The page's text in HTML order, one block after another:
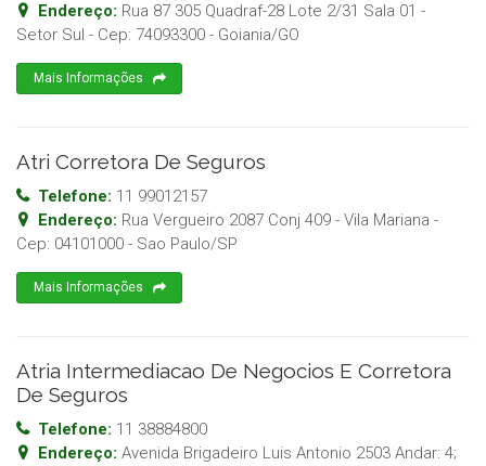
Endereço: Rua 87 305 Quadraf-28 Lote 2/31 Sala 01 -
Setor Sul - Cep: 74093300 - Goiania/GO
Mais Informações
Atri Corretora De Seguros
Telefone: 11 99012157
Endereço: Rua Vergueiro 2087 Conj 409 - Vila Mariana -
Cep: 04101000 - Sao Paulo/SP
Mais Informações
Atria Intermediacao De Negocios E Corretora
De Seguros
Telefone: 11 38884800
Endereço: Avenida Brigadeiro Luis Antonio 2503 Andar: 4;